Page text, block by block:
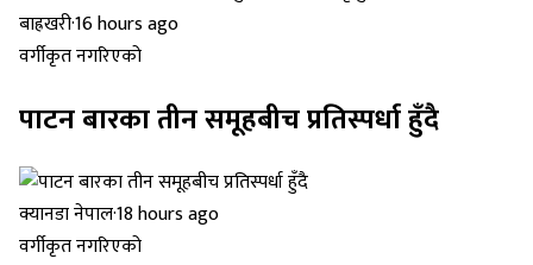
बाह्रखरी·16 hours ago
वर्गीकृत नगरिएको
पाटन बारका तीन समूहबीच प्रतिस्पर्धा हुँदै
क्यानडा नेपाल·18 hours ago
वर्गीकृत नगरिएको